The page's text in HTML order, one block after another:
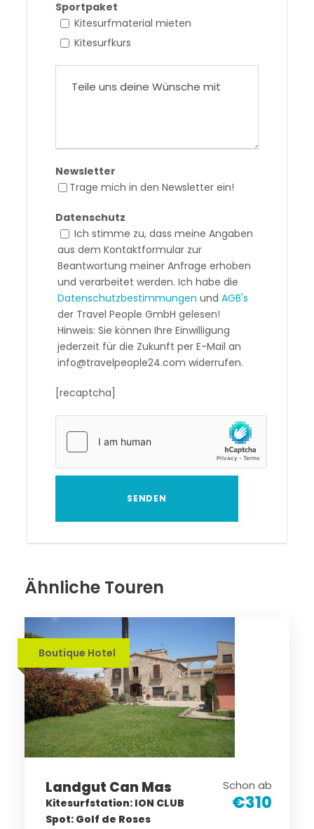
Sportpaket
Kitesurfmaterial mieten
Kitesurfkurs
Newsletter
Trage mich in den Newsletter ein!
Datenschutz
Ich stimme zu, dass meine Angaben
aus dem Kontaktformular zur
Beantwortung meiner Anfrage erhoben
und verarbeitet werden. Ich habe die
Datenschutzbestimmungen und AGB's
der Travel People GmbH gelesen!
Hinweis: Sie können Ihre Einwilligung
jederzeit für die Zukunft per E-Mail an
info@travelpeople24.com widerrufen.
[recaptcha]
Ähnliche Touren
Boutique Hotel
Landgut Can Mas
Kitesurfstation: ION CLUB
Spot: Golf de Roses
Schon ab
€310